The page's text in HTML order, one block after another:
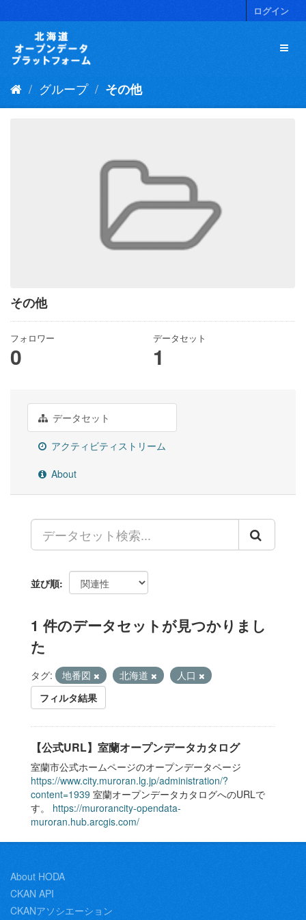
キ
ログイン
グループ その他
その他
フォロワー
0
データセット
1
データセット
アクティビティストリーム
About
並び順
1 件のデータセットが見つかりまし
た
タグ: 地番図 北海道
人口
フィルタ結果
【公式URL】室蘭オープンデータカタログ
室蘭市公式ホームページのオープンデータページ
https://www.city.muroran.lg.jp/administration/?
content=1939 室蘭オープンデータカタログへのURLで
す。 https://murorancity-opendata-
muroran.hub.arcgis.com/
About HODA
CKAN API
CKANアソシエーション